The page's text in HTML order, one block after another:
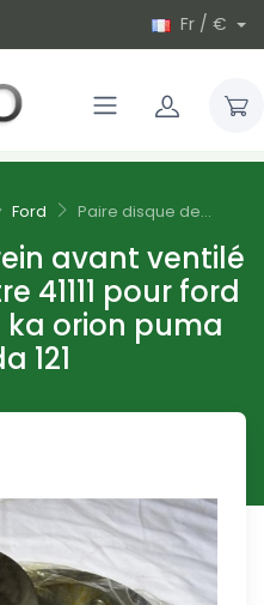
Fr / €
Ford Paire disque de...
avant ventilé
41111 pour ford
ka orion puma
121